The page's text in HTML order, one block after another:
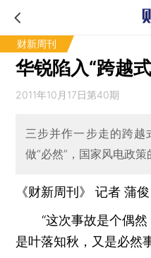
财新周刊
华锐陷入“跨越
2011年10月17日第40期
三步并作一步走的跨
做“必然”，国家风电政
《财新周刊》 记者 蒲
“这次事故是个偶然
是叶落知秋，又是必然